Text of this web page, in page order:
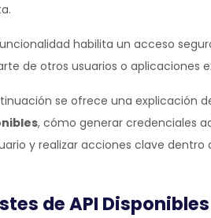
habilita un acceso
de otros usuarios o aplicaciones
se ofrece una explicación
, cómo generar credenciales
y realizar acciones clave dentro
de API Disponibles